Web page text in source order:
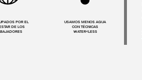
POR EL
DE LOS
USAMOS MENOS AGUA
CON TÉCNICAS
WATER<LESS